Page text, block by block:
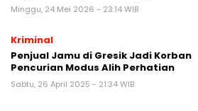
Minggu, 24 Mei 2026 - 23:14 WIB
Kriminal
Penjual Jamu di Gresik Jadi Korban
Pencurian Modus Alih Perhatian
Sabtu, 26 April 2025 - 21:34 WIB